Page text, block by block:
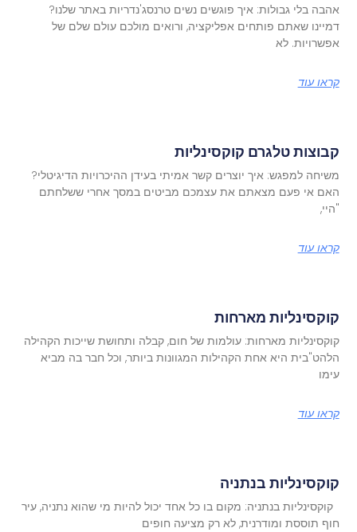
אהבה בלי גבולות: איך פוגשים נשים טרנסג'נדריות באתר שלנו?
דמיינו שאתם פותחים אפליקציה, ורואים מולכם עולם שלם של
אפשרויות. לא
קראו עוד
קבוצות טלגרם קוקסינליות
משיחה למפגש: איך יוצרים קשר אמיתי בעידן ההיכרויות הדיגיטלי?
האם אי פעם מצאתם את עצמכם מביטים במסך אחרי ששלחתם
"היי,
קראו עוד
קוקסינליות מארחות
קוקסינליות מארחות: עולמות של חום, קבלה ותחושת שייכות הקהילה
הלהט"בית היא אחת הקהילות המגוונות ביותר, וכל חבר בה מביא
עימו
קראו עוד
קוקסינליות בנתניה
קוקסינליות בנתניה: מקום בו כל אחד יכול להיות מי שהוא נתניה, עיר
חוף תוססת ומודרנית, לא רק מציעה חופים